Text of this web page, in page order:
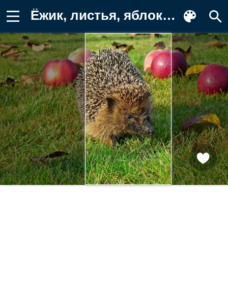
Ёжик, листья, яблоки Фон для телефона